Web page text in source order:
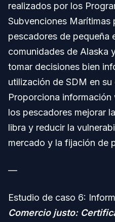
realizados por los
Subvenciones Marítimas
pescadores de pequeña
comunidades de Alaska
tomar decisiones bien
utilización de SDM en
Proporciona información
los pescadores mejorar
libra y reducir la
mercado y la fijación de
—
Estudio de caso 6:
Comercio justo: